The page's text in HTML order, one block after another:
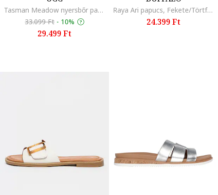
Tasman Meadow nyersbőr papucs, Homokbarna
33.099 Ft - 10%
29.499 Ft
Raya Ari papucs, Fekete/Törtfehér
24.399 Ft